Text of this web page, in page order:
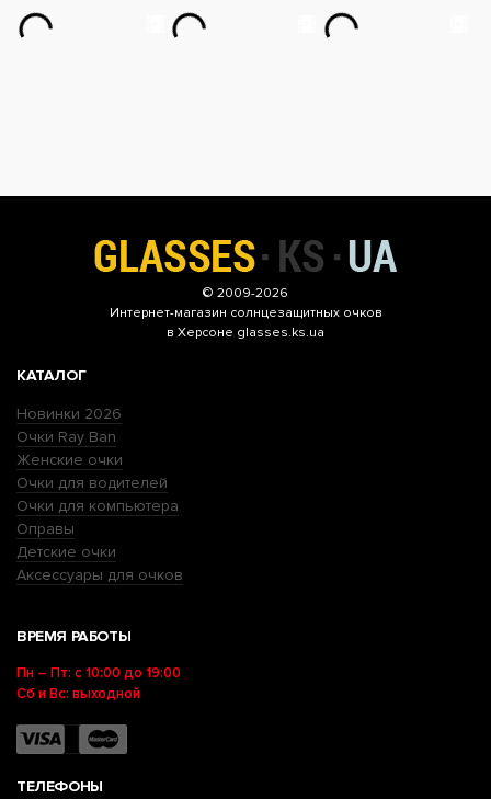
© 2009-2026
Интернет-магазин солнцезащитных очков
в Херсоне glasses.ks.ua
КАТАЛОГ
Новинки 2026
Очки Ray Ban
Женские очки
Очки для водителей
Очки для компьютера
Оправы
Детские очки
Аксессуары для очков
ВРЕМЯ РАБОТЫ
Пн – Пт: с 10:00 до 19:00
Сб и Вс: выходной
ТЕЛЕФОНЫ